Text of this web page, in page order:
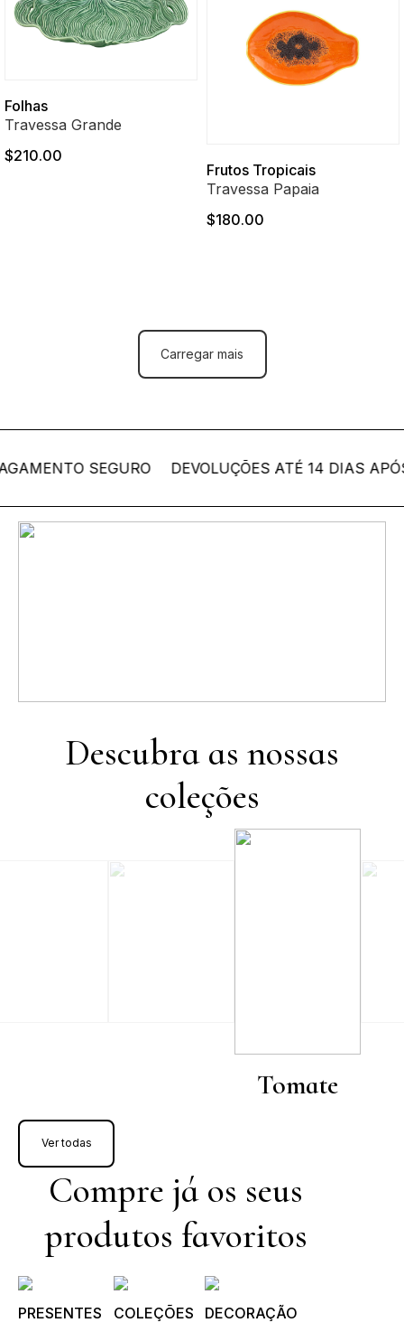
Folhas
Travessa Grande
$210.00
Frutos Tropicais
Travessa Papaia
$180.00
Carregar mais
SEGURO DEVOLUÇÕES ATÉ 14 DIAS APÓS
Descubra as nossas
coleções
Tomate
Ver todas
Compre já os seus
produtos favoritos
PRESENTES COLEÇÕES DECORAÇÃO